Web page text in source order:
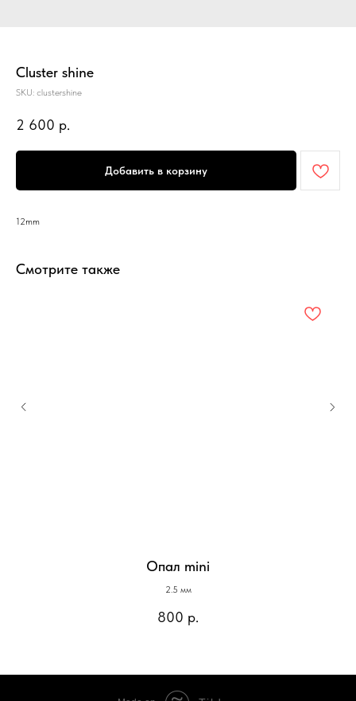
Cluster shine
SKU: clustershine
2 600 р.
Добавить в корзину
12mm
Смотрите также
Опал mini
2.5 мм
800 р.